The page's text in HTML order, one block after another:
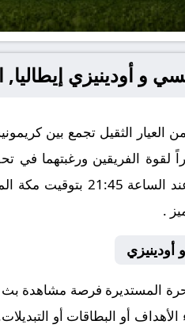
و أودينيزي إيطاليا,
الثقيل تجمع بين
لقوة الفريقين ورغبتهما
2025-10-20، في
المستديرة فرصة مشاهدة بث
أو البطاقات أو